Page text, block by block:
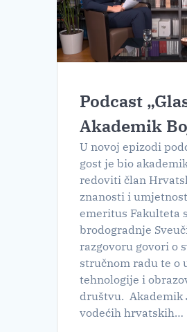
Podcast
Akademik
U novoj epizodi
gost je bio
redoviti član
znanosti i
emeritus Fakulteta
brodogradnje
razgovoru govori o
stručnom radu te o
tehnologije i
društvu. Akademik
vodećih hrvatskih…